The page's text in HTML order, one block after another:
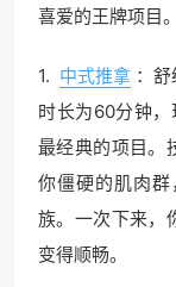
喜爱的王牌项目。
1. 中式推拿 ：
时长为60分钟
最经典的项目。
你僵硬的肌肉
族。一次下来，
变得顺畅。